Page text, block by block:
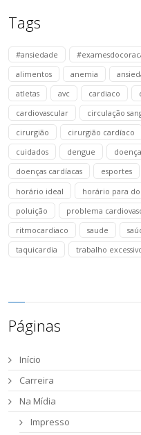
Tags
#ansiedade
alimentos
anemia
atletas
avc cardiaco
cardiovascular
circulação
cirurgião
cirurgião cardíaco
cuidados
dengue
doenças cardíacas
esportes
horário ideal
horário para
poluição
problema
ritmocardiaco
saude
taquicardia
trabalho
Páginas
Início
Carreira
Na Mídia
Impresso